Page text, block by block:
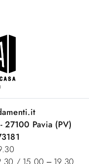
27100 Pavia (PV)
/ 15.00 – 19.30